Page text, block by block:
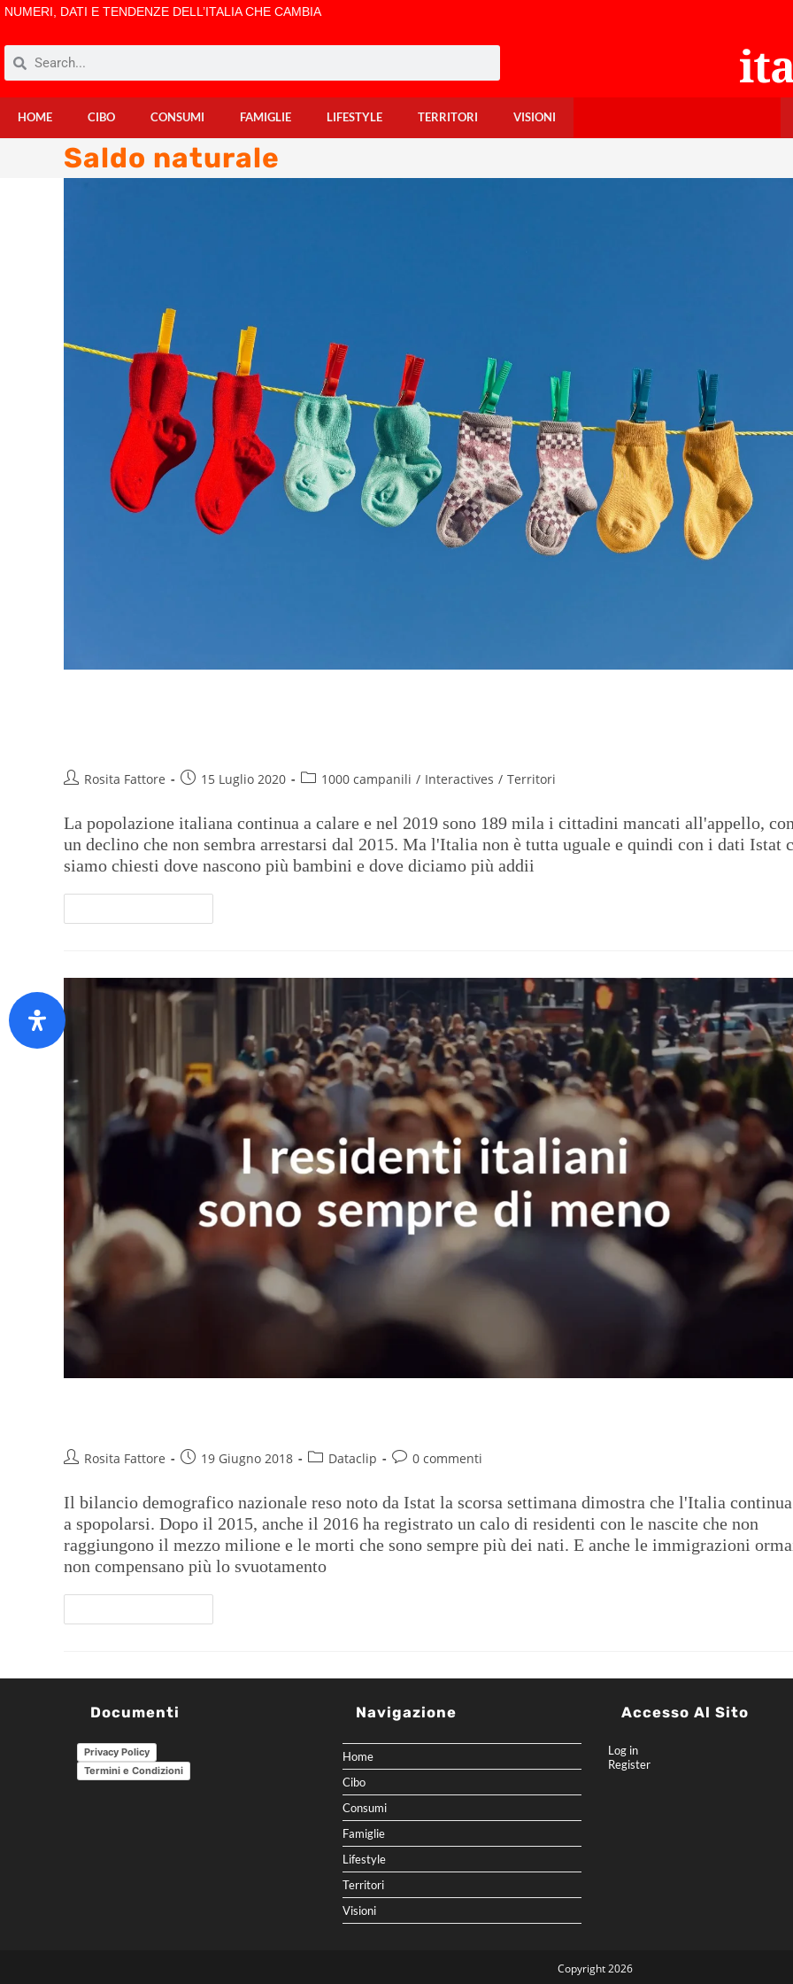
NUMERI, DATI E TENDENZE DELL’ITALIA CHE CAMBIA
HOME CIBO CONSUMI FAMIGLIE LIFESTYLE TERRITORI VISIONI
Saldo naturale
Rosita Fattore 15 Luglio 2020 1000 campanili / Interactives / Territori
La popolazione italiana continua a calare e nel 2019 sono 189 mila i cittadini mancati all'appello,
un declino che non sembra arrestarsi dal 2015. Ma l'Italia non è tutta uguale e quindi con i dati Istat
siamo chiesti dove nascono più bambini e dove diciamo più addii
Rosita Fattore 19 Giugno 2018 Dataclip 0 commenti
Il bilancio demografico nazionale reso noto da Istat la scorsa settimana dimostra che l'Italia continua
a spopolarsi. Dopo il 2015, anche il 2016 ha registrato un calo di residenti con le nascite che non
raggiungono il mezzo milione e le morti che sono sempre più dei nati. E anche le immigrazioni
non compensano più lo svuotamento
Documenti
Privacy Policy
Termini e Condizioni
Navigazione
Home
Cibo
Consumi
Famiglie
Lifestyle
Territori
Visioni
Accesso Al Sito
Log in
Register
Copyright 2026